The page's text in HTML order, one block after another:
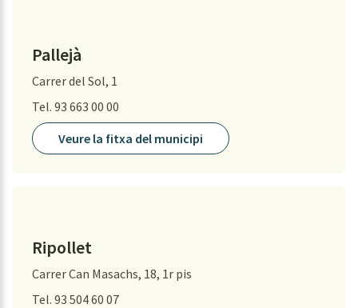
Pallejà
Carrer del Sol, 1
Tel. 93 663 00 00
Veure la fitxa del municipi
Ripollet
Carrer Can Masachs, 18, 1r pis
Tel. 93 504 60 07